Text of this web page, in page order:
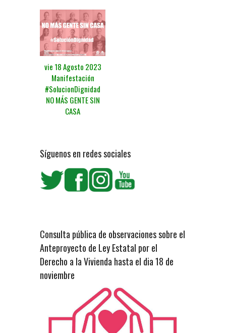
vie 18 Agosto 2023
Manifestación
#SolucionDignidad
NO MÁS GENTE SIN
CASA
Síguenos en redes sociales
Consulta pública de observaciones sobre el
Anteproyecto de Ley Estatal por el
Derecho a la Vivienda hasta el dia 18 de
noviembre